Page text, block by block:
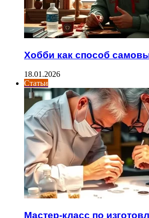
Хобби как способ
18.01.2026
Статьи
Мастер-класс по